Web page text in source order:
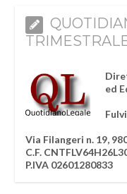
ed
Via Filangeri n. 19,
C.F.
P.IVA 02601280833